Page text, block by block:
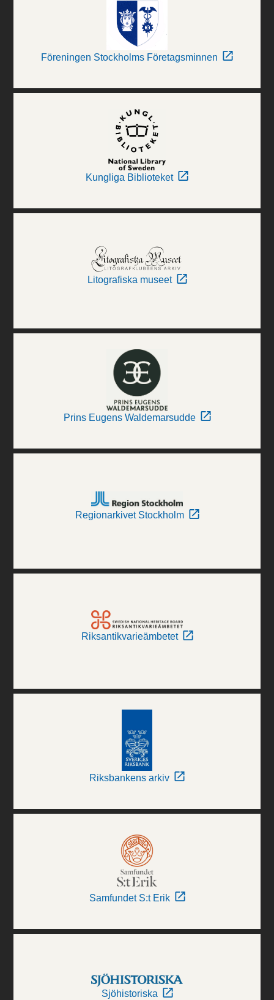
Föreningen Stockholms Företagsminnen
Kungliga Biblioteket
Litografiska museet
Prins Eugens Waldemarsudde
Regionarkivet Stockholm
Riksantikvarieämbetet
Riksbankens arkiv
Samfundet S:t Erik
Sjöhistoriska